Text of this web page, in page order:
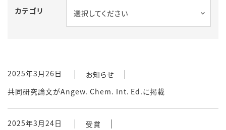
カテゴリ 選択してください
2025年3月26日
お知らせ
共同研究論文がAngew. Chem. Int. Ed.に掲載
2025年3月24日
受賞